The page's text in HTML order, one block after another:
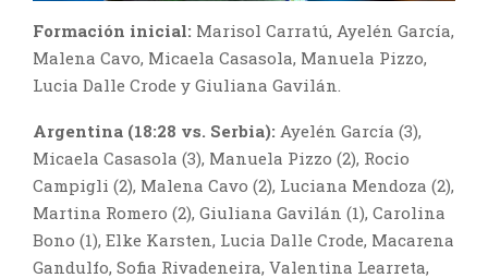
Formación inicial: Marisol Carratú, Ayelén García,
Malena Cavo, Micaela Casasola, Manuela Pizzo,
Lucia Dalle Crode y Giuliana Gavilán.
Argentina (18:28 vs. Serbia): Ayelén García (3),
Micaela Casasola (3), Manuela Pizzo (2), Rocio
Campigli (2), Malena Cavo (2), Luciana Mendoza (2),
Martina Romero (2), Giuliana Gavilán (1), Carolina
Bono (1), Elke Karsten, Lucia Dalle Crode, Macarena
Gandulfo, Sofia Rivadeneira, Valentina Learreta,